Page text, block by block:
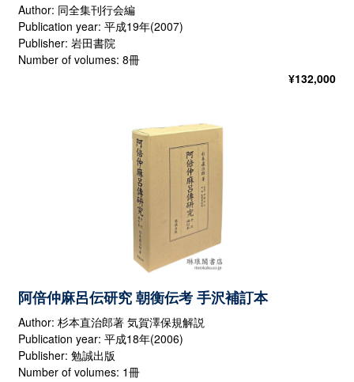
Author: 同全集刊行会編
Publication year: 平成19年(2007)
Publisher: 岩田書院
Number of volumes: 8冊
¥132,000
阿倍仲麻呂伝研究 朝衡伝考 手沢補訂本
Author: 杉本直治郎著 気賀澤保規解説
Publication year: 平成18年(2006)
Publisher: 勉誠出版
Number of volumes: 1冊